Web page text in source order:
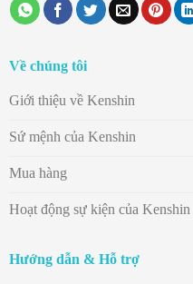
Về chúng tôi
Giới thiệu về Kenshin
Sứ mệnh của Kenshin
Mua hàng
Hoạt động sự kiện của Kenshin
Hướng dẫn & Hỗ trợ